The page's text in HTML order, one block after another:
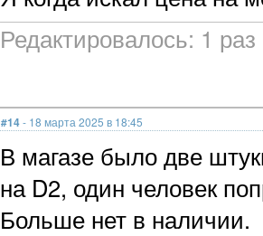
Редактировалось: 1
#14- 18 марта 2025 в 18:45
В магазе было две
на D2, один человек
Больше нет в наличии.